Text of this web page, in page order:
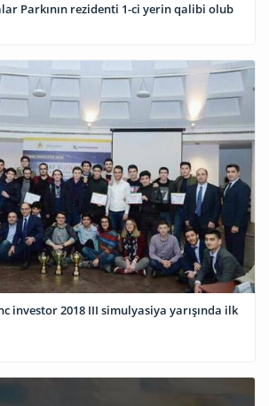
Parkının rezidenti 1-ci yerin qalibi olub
investor 2018 III simulyasiya yarışında ilk